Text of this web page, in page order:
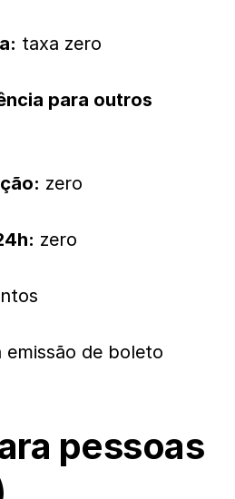
taxa zero
para outros
zero
zero
emissão de boleto
pessoas